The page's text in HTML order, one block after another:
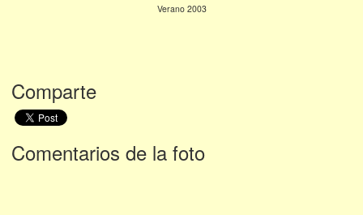
Verano 2003
Comparte
Comentarios de la foto